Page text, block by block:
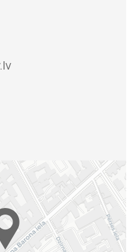
uz